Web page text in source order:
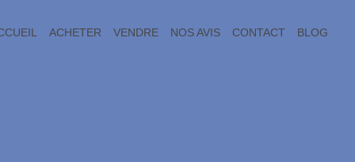
ACHETER VENDRE NOS AVIS CONTACT BLOG